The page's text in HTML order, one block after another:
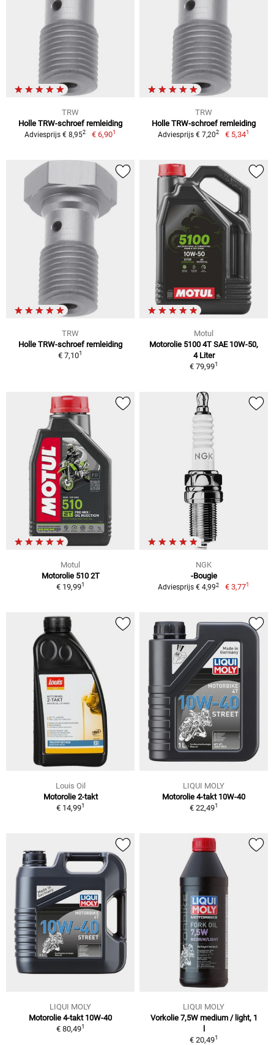
TRW
Holle TRW-schroef remleiding
Adviesprijs € 8,952 € 6,901
TRW
Holle TRW-schroef remleiding
Adviesprijs € 7,202 € 5,341
TRW
Holle TRW-schroef remleiding
€ 7,101
Motul
Motorolie 5100 4T SAE 10W-50,
4 Liter
€ 79,991
Motul
Motorolie 510 2T
€ 19,991
NGK
-Bougie
Adviesprijs € 4,992 € 3,771
Louis Oil
Motorolie 2-takt
€ 14,991
LIQUI MOLY
Motorolie 4-takt 10W-40
€ 22,491
LIQUI MOLY
Motorolie 4-takt 10W-40
€ 80,491
LIQUI MOLY
Vorkolie 7,5W medium / light, 1
l
€ 20,491